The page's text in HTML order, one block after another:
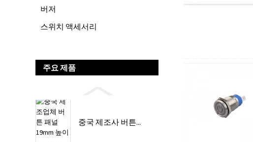
버저
스위치 액세서리
주요 제품
중국 제조사 버튼...